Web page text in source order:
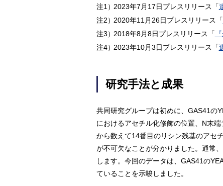
注1）2023年7月17日プレスリリース「
注2）2020年11月26日プレスリリース「
注3）2018年8月8日プレスリリース「
注4）2023年10月3日プレスリリース「
研究手法と成果
共同研究グループは初めに、GAS41の
におけるアセチル化修飾の位置、N末
から数えて14番目のリシン残基のアセ
が不可欠なことが分かりました。通常
します。今回のデータは、GAS41の
ていることを示唆しました。